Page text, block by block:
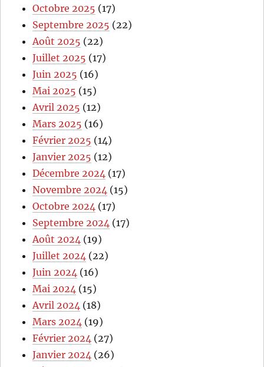
Octobre 2025 (17)
Septembre 2025 (22)
Août 2025 (22)
Juillet 2025 (17)
Juin 2025 (16)
Mai 2025 (15)
Avril 2025 (12)
Mars 2025 (16)
Février 2025 (14)
Janvier 2025 (12)
Décembre 2024 (17)
Novembre 2024 (15)
Octobre 2024 (17)
Septembre 2024 (17)
Août 2024 (19)
Juillet 2024 (22)
Juin 2024 (16)
Mai 2024 (15)
Avril 2024 (18)
Mars 2024 (19)
Février 2024 (27)
Janvier 2024 (26)